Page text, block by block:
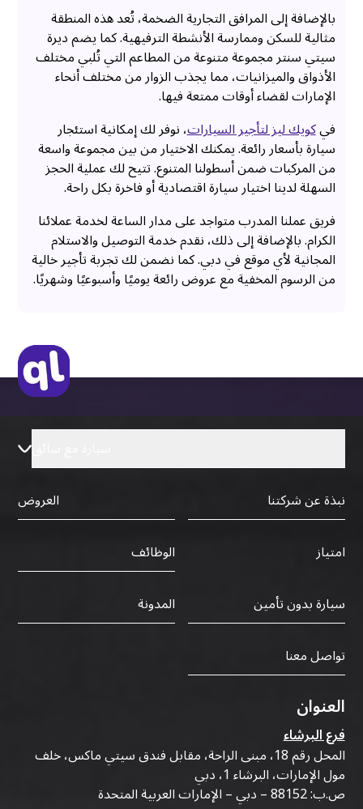
بالإضافة إلى المرافق التجارية الضخمة، تُعد هذه المنطقة
مثالية للسكن وممارسة الأنشطة الترفيهية. كما يضم ديرة
سيتي سنتر مجموعة متنوعة من المطاعم التي تُلبي مختلف
الأذواق والميزانيات، مما يجذب الزوار من مختلف أنحاء
الإمارات لقضاء أوقات ممتعة فيها.
فيكويك ليز لتأجير السيارات، نوفر لك إمكانية استئجار
سيارة بأسعار رائعة. يمكنك الاختيار من بين مجموعة واسعة
من المركبات ضمن أسطولنا المتنوع. تتيح لك عملية الحجز
السهلة لدينا اختيار سيارة اقتصادية أو فاخرة بكل راحة.
فريق عملنا المدرب متواجد على مدار الساعة لخدمة عملائنا
الكرام. بالإضافة إلى ذلك، نقدم خدمة التوصيل والاستلام
المجانية لأي موقع في دبي. كما نضمن لك تجربة تأجير خالية
من الرسوم المخفية مع عروض رائعة يوميًا وأسبوعيًا وشهريًا.
نبذة عن شركتنا
العروض
امتياز
الوظائف
سيارة بدون تأمين
المدونة
تواصل معنا
العنوان
فرع البرشاء
المحل رقم 18، مبنى الراحة، مقابل فندق سيتي ماكس، خلف
مول الإمارات، البرشاء 1، دبي
ص.ب: 88152 – دبي – الإمارات العربية المتحدة